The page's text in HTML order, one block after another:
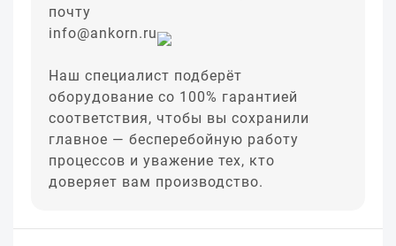
почту
info@ankorn.ru
Наш специалист подберёт
оборудование со 100% гарантией
соответствия, чтобы вы сохранили
главное — бесперебойную работу
процессов и уважение тех, кто
доверяет вам производство.